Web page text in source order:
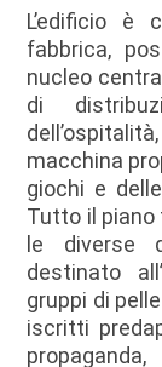
L’edificio è
fabbrica,
nucleo
di
macchina
giochi e
Tutto il piano
le diverse
destinato
gruppi di
iscritti